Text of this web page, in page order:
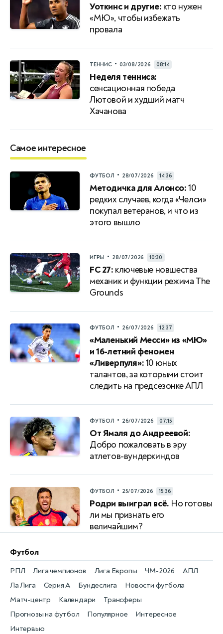
Уоткинс и другие: кто нужен
«МЮ», чтобы избежать
провала
ТЕННИС • 03/08/2026 08:14
Неделя тенниса:
сенсационная победа
Лютовой и худший матч
Хачанова
Самое интересное
ФУТБОЛ • 28/07/2026 14:36
Методичка для Алонсо:10
редких случаев, когда «Челси»
покупал ветеранов, и что из
этого вышло
ИГРЫ • 28/07/2026 10:30
FC 27: ключевые новшества
механик и функции режима The
Grounds
ФУТБОЛ • 26/07/2026 12:37
«Маленький Месси» из «МЮ»
и 16-летний феномен
«Ливерпуля»:10 юных
талантов, за которыми стоит
следить на предсезонке АПЛ
ФУТБОЛ • 26/07/2026 07:15
От Ямаля до Андреевой:
Добро пожаловать в эру
атлетов-вундеркиндов
ФУТБОЛ • 25/07/2026 15:36
Родри выиграл всё. Но готовы
ли мы признать его
величайшим?
Футбол
Новости футбола
РПЛ
Матч-центр
Лига чемпионов
Календари
Лига Европы
Трансферы
ЧМ-2026
Прогнозы на футбол
АПЛ
Популярное
Ла Лига
Интересное
Серия А
Интервью
Бундеслига